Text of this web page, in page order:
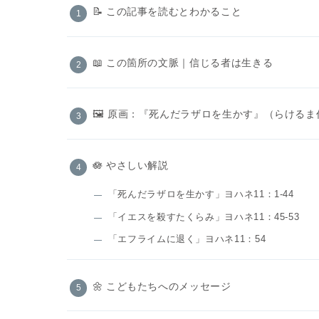
📝 この記事を読むとわかること
📖 この箇所の文脈｜信じる者は生きる
🖼️ 原画：『死んだラザロを生かす』（らけるま
🪷 やさしい解説
「死んだラザロを生かす」ヨハネ11：1-44
「イエスを殺すたくらみ」ヨハネ11：45-53
「エフライムに退く」ヨハネ11：54
🌼 こどもたちへのメッセージ